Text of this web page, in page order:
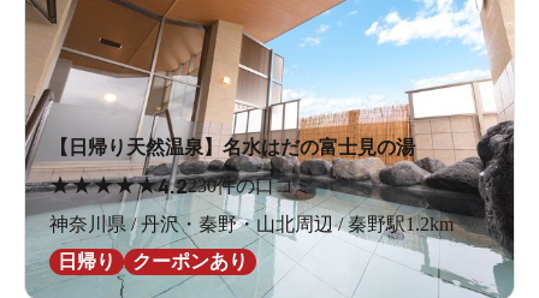
【日帰り天然温泉】名水はだの富士見の湯
★★★★★4.2230件の口コミ
神奈川県 / 丹沢・秦野・山北周辺 / 秦野駅1.2km
日帰り
クーポンあり